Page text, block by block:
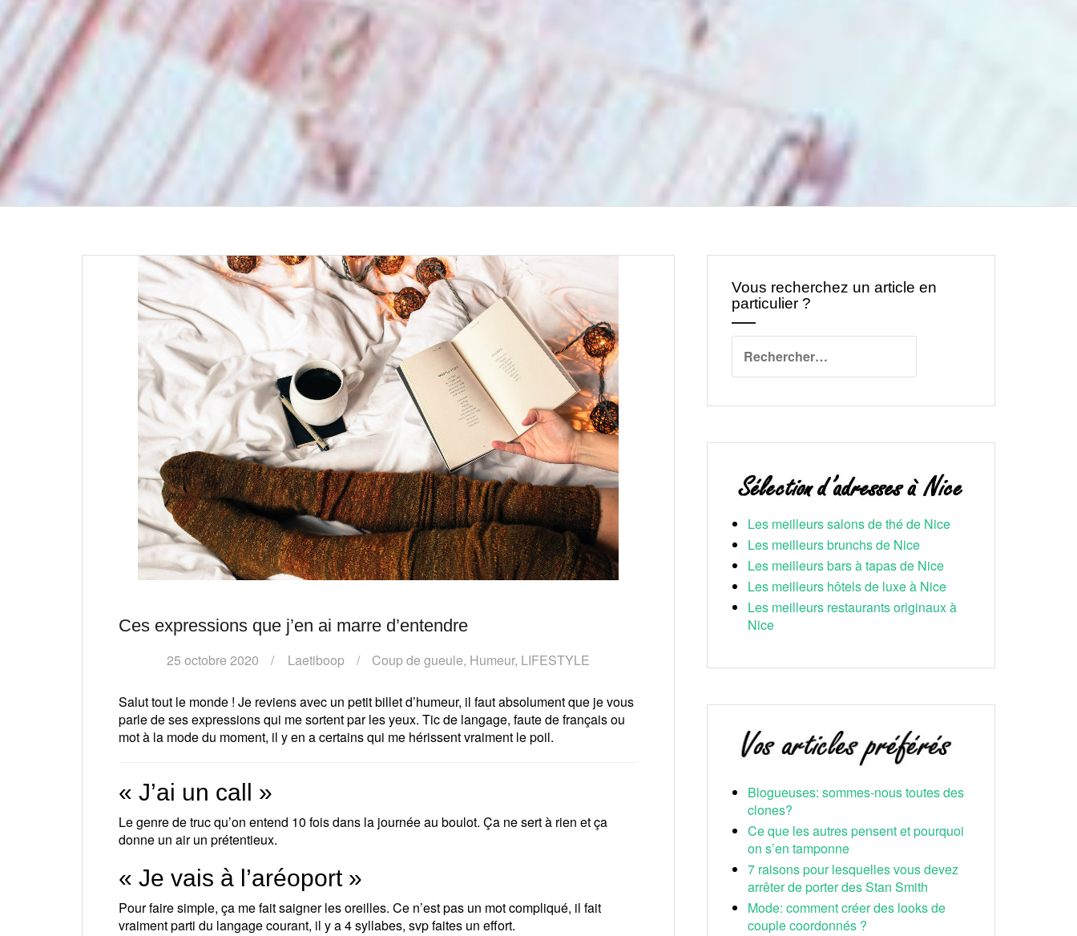
Ces expressions que j’en ai marre d’entendre
25 octobre 2020 Laetiboop Coup de gueule, Humeur, LIFESTYLE
Salut tout le monde ! Je reviens avec un petit billet d’humeur, il faut absolument que je vous
parle de ses expressions qui me sortent par les yeux. Tic de langage, faute de français ou
mot à la mode du moment, il y en a certains qui me hérissent vraiment le poil.
« J’ai un call »
Le genre de truc qu’on entend 10 fois dans la journée au boulot. Ça ne sert à rien et ça
donne un air un prétentieux.
« Je vais à l’aréoport »
Pour faire simple, ça me fait saigner les oreilles. Ce n’est pas un mot compliqué, il fait
vraiment parti du langage courant, il y a 4 syllabes, svp faites un effort.
Vous recherchez un article en
particulier ?
Les meilleurs salons de thé de Nice
Les meilleurs brunchs de Nice
Les meilleurs bars à tapas de Nice
Les meilleurs hôtels de luxe à Nice
Les meilleurs restaurants originaux à
Nice
Blogueuses: sommes-nous toutes des
clones?
Ce que les autres pensent et pourquoi
on s’en tamponne
7 raisons pour lesquelles vous devez
arrêter de porter des Stan Smith
Mode: comment créer des looks de
couple coordonnés ?